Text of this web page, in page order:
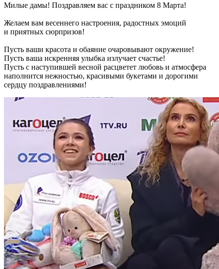
Милые дамы! Поздравляем вас с праздником 8 Марта!
Желаем вам весеннего настроения, радостных эмоций
и приятных сюрпризов!
Пусть ваши красота и обаяние очаровывают окружение!
Пусть ваша искренняя улыбка излучает счастье!
Пусть с наступившей весной расцветет любовь и атмосфера
наполнится нежностью, красивыми букетами и дорогими
сердцу поздравлениями!